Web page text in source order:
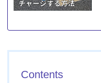
Contents